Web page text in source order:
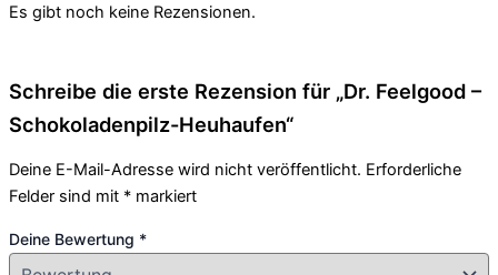
Es gibt noch keine Rezensionen.
Schreibe die erste Rezension für „Dr. Feelgood –
Schokoladenpilz-Heuhaufen“
Deine E-Mail-Adresse wird nicht veröffentlicht. Erforderliche
Felder sind mit * markiert
Deine Bewertung *